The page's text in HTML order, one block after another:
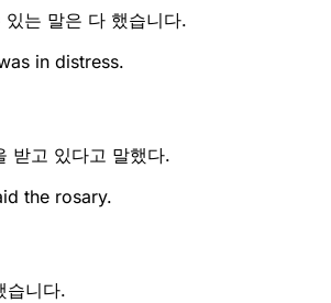
는 말은 다 했습니다.
in distress.
받고 있다고 말했다.
the rosary.
습니다.